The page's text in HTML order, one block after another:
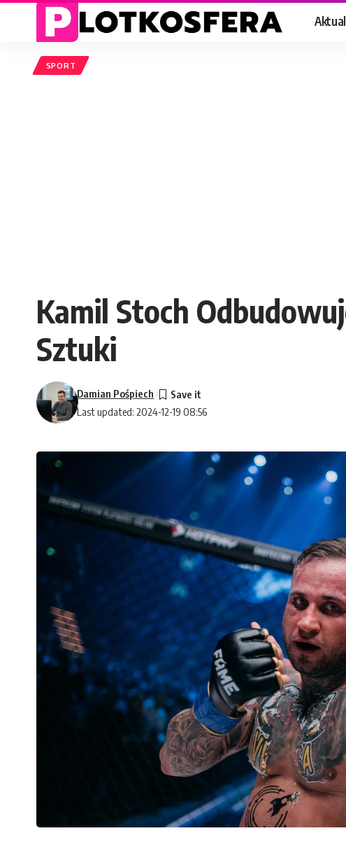
SPORT
Kamil Stoch
Sztuki
Last updated: 2024-12-19 08:56
Damian Pośpiech